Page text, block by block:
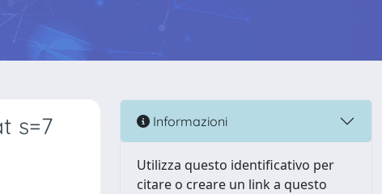
s=7
Informazioni
Utilizza questo identificativo per
citare o creare un link a questo